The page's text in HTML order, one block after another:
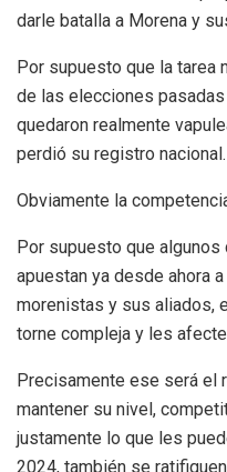
darle batalla a Morena y
Por supuesto que la tarea
de las elecciones
quedaron realmente
perdió su registro nacional.
Obviamente la
Por supuesto que
apuestan ya desde ahora
morenistas y sus aliados,
torne compleja y les
Precisamente ese será el
mantener su nivel,
justamente lo que les
2024, también se